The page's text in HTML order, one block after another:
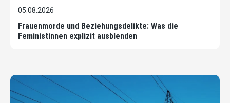
05.08.2026
Frauenmorde und Beziehungsdelikte: Was die
Feministinnen explizit ausblenden